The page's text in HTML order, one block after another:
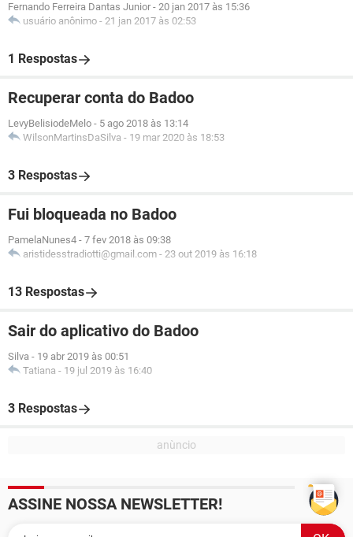
Fernando Ferreira Dantas Junior - 20 jan 2017 às 15:36
usuário anônimo - 21 jan 2017 às 02:53
1 Respostas
Recuperar conta do Badoo
LevyBelisiodeMelo - 5 ago 2018 às 13:14
WilsonMartinsDaSilva - 19 mar 2020 às 18:53
3 Respostas
Fui bloqueada no Badoo
PamelaNunes4 - 7 fev 2018 às 09:38
aristidesstradiotti@gmail.com - 23 out 2019 às 16:18
13 Respostas
Sair do aplicativo do Badoo
Silva - 19 abr 2019 às 00:51
Tatiana - 19 jul 2019 às 16:40
3 Respostas
ASSINE NOSSA NEWSLETTER!